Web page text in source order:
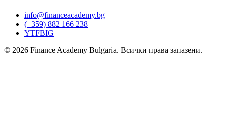
info@financeacademy.bg
(+359) 882 166 238
YTFBIG
© 2026 Finance Academy Bulgaria. Всички права запазени.